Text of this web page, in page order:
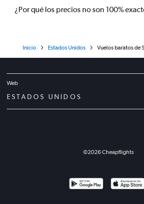
¿Por qué los precios no son 100%
Inicio Estados Unidos Vuelos baratos de
Web
ESTADOS UNIDOS
©2026Cheapflights